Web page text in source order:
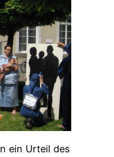
ein Urteil des